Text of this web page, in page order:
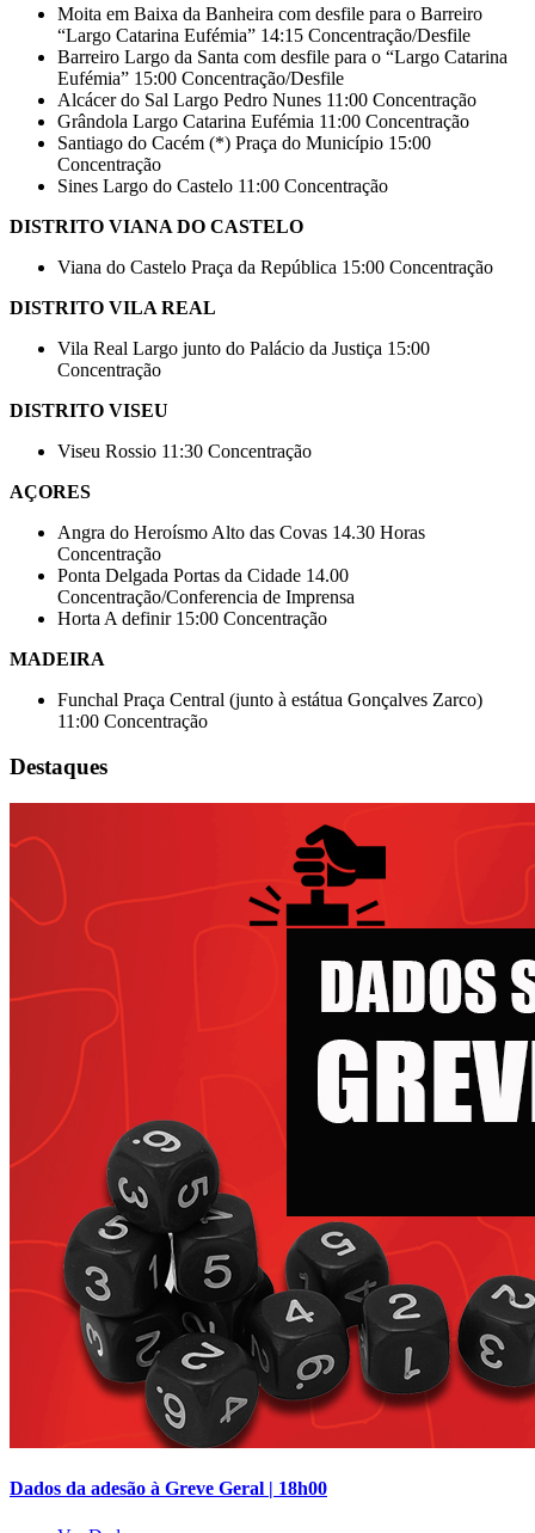
Moita em Baixa da Banheira com desfile para o Barreiro
“Largo Catarina Eufémia” 14:15 Concentração/Desfile
Barreiro Largo da Santa com desfile para o “Largo Catarina
Eufémia” 15:00 Concentração/Desfile
Alcácer do Sal Largo Pedro Nunes 11:00 Concentração
Grândola Largo Catarina Eufémia 11:00 Concentração
Santiago do Cacém (*) Praça do Município 15:00
Concentração
Sines Largo do Castelo 11:00 Concentração
DISTRITO VIANA DO CASTELO
Viana do Castelo Praça da República 15:00 Concentração
DISTRITO VILA REAL
Vila Real Largo junto do Palácio da Justiça 15:00
Concentração
DISTRITO VISEU
Viseu Rossio 11:30 Concentração
AÇORES
Angra do Heroísmo Alto das Covas 14.30 Horas
Concentração
Ponta Delgada Portas da Cidade 14.00
Concentração/Conferencia de Imprensa
Horta A definir 15:00 Concentração
MADEIRA
Funchal Praça Central (junto à estátua Gonçalves Zarco)
11:00 Concentração
Destaques
Dados da adesão à Greve Geral | 18h00